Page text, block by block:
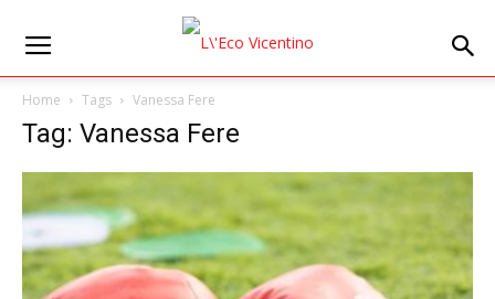
Home Tags Vanessa Fere
Tag: Vanessa Fere